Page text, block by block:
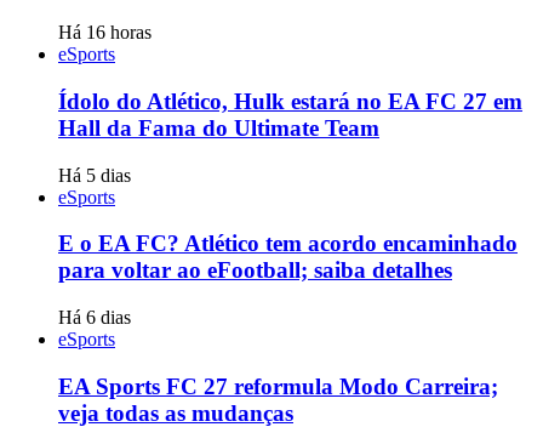
Há 16 horas
eSports
Ídolo do Atlético, Hulk estará no EA FC 27 em
Hall da Fama do Ultimate Team
Há 5 dias
eSports
E o EA FC? Atlético tem acordo encaminhado
para voltar ao eFootball; saiba detalhes
Há 6 dias
eSports
EA Sports FC 27 reformula Modo Carreira;
veja todas as mudanças